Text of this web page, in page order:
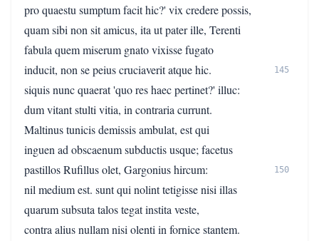
pro quaestu sumptum facit hic?' vix credere possis,
quam sibi non sit amicus, ita ut pater ille, Terenti
fabula quem miserum gnato vixisse fugato
inducit, non se peius cruciaverit atque hic.
145
siquis nunc quaerat 'quo res haec pertinet?' illuc:
dum vitant stulti vitia, in contraria currunt.
Maltinus tunicis demissis ambulat, est qui
inguen ad obscaenum subductis usque; facetus
pastillos Rufillus olet, Gargonius hircum:
150
nil medium est. sunt qui nolint tetigisse nisi illas
quarum subsuta talos tegat instita veste,
contra alius nullam nisi olenti in fornice stantem.